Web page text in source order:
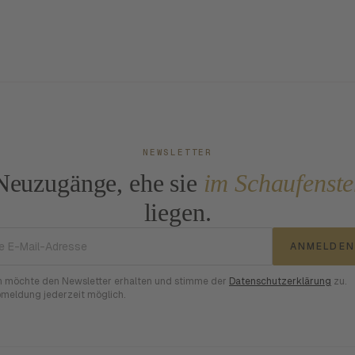
NEWSLETTER
ehe sie im
liegen.
ANMELDEN
möchte den Newsletter erhalten und stimme der Datenschutzerklärung zu.
jederzeit möglich.